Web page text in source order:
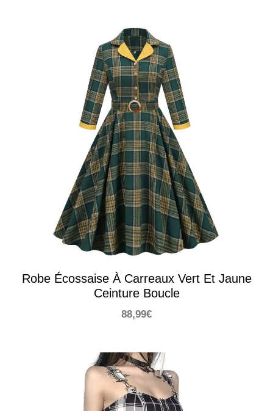
Robe Écossaise À Carreaux Vert Et Jaune
Ceinture Boucle
88,99€